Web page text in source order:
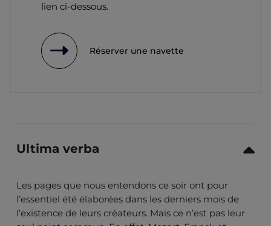
lien ci-dessous.
Réserver une navette
Ultima verba
Les pages que nous entendons ce soir ont pour
l’essentiel été élaborées dans les derniers mois de
l’existence de leurs créateurs. Mais ce n’est pas leur